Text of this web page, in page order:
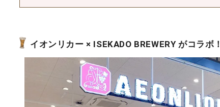
イオンリカー × ISEKADO BREWERY がコラボ！